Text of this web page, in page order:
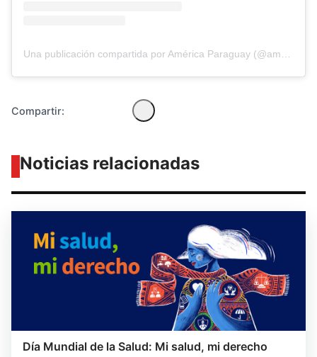
Una publicación compartida por América Paraguay (@americatvpy)
Compartir:
Noticias relacionadas
Día Mundial de la Salud: Mi salud, mi derecho